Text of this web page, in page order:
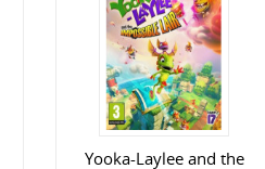
Yooka-Laylee and the